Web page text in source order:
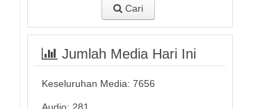
Cari
Jumlah Media Hari Ini
Keseluruhan Media: 7656